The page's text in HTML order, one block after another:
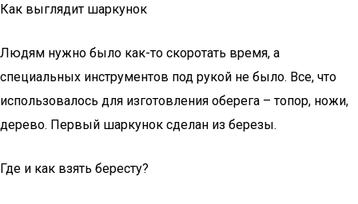
Как выглядит шаркунок
Людям нужно было как-то скоротать время, а
специальных инструментов под рукой не было. Все, что
использовалось для изготовления оберега – топор, ножи,
дерево. Первый шаркунок сделан из березы.
Где и как взять бересту?